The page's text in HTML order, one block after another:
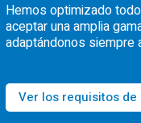
Hemos optimizado
aceptar una amplia
adaptándonos siempre
Ver los requisitos de